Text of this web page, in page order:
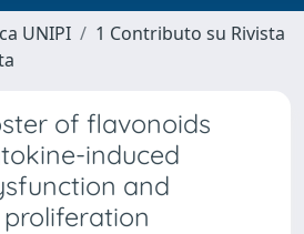
UNIPI
1 Contributo su Rivista
of flavonoids
induced
and